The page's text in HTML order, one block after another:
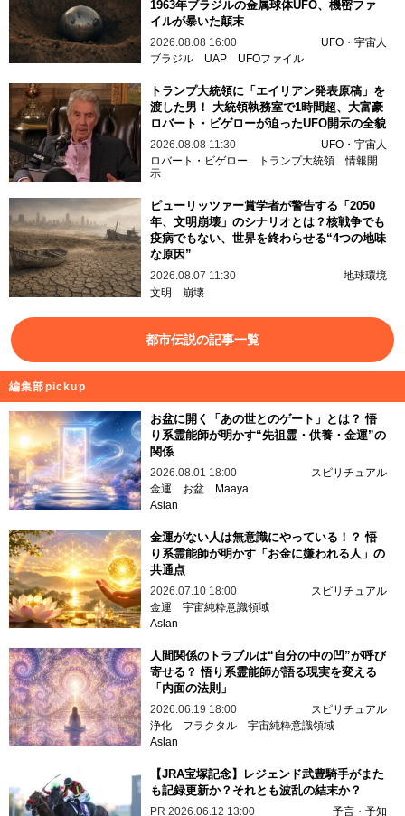
1963年ブラジルの金属球体UFO、機密ファ
イルが暴いた顛末
2026.08.08 16:00
UFO・宇宙人
ブラジル
UAP UFOファイル
トランプ大統領に「エイリアン発表原稿」を
渡した男！ 大統領執務室で1時間超、大富豪
ロバート・ビゲローが迫ったUFO開示の全貌
2026.08.08 11:30
UFO・宇宙人
ロバート・ビゲロー
トランプ大統領情報開
示
ピューリッツァー賞学者が警告する「2050
年、文明崩壊」のシナリオとは？核戦争でも
疫病でもない、世界を終わらせる“4つの地味
な原因”
2026.08.07 11:30
地球環境
文明
崩壊
都市伝説の記事一覧
編集部pickup
お盆に開く「あの世とのゲート」とは？ 悟
り系霊能師が明かす“先祖霊・供養・金運”の
関係
2026.08.01 18:00
スピリチュアル
金運
お盆
Maaya
Aslan
金運がない人は無意識にやっている！？ 悟
り系霊能師が明かす「お金に嫌われる人」の
共通点
2026.07.10 18:00
スピリチュアル
金運 宇宙純粋意識領域
Aslan
人間関係のトラブルは“自分の中の凹”が呼び
寄せる？ 悟り系霊能師が語る現実を変える
「内面の法則」
2026.06.19 18:00
スピリチュアル
浄化
フラクタル 宇宙純粋意識領域
Aslan
【JRA宝塚記念】レジェンド武豊騎手がまた
も記録更新か？それとも波乱の結末か？
PR 2026.06.12 13:00
予言・予知